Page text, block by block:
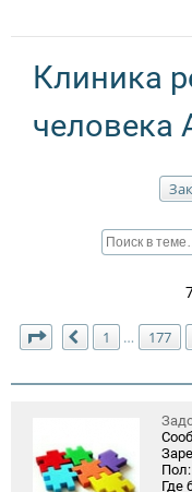
Клиника
человека
Страница 179 из211
Пред.
1 … 177
Пол:
Где